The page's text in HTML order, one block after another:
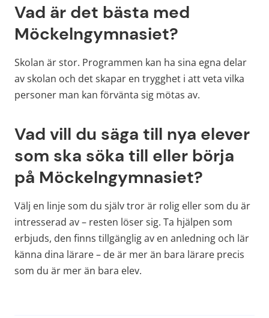
Vad är det bästa med
Möckelngymnasiet?
Skolan är stor. Programmen kan ha sina egna delar
av skolan och det skapar en trygghet i att veta vilka
personer man kan förvänta sig mötas av.
Vad vill du säga till nya elever
som ska söka till eller börja
på Möckelngymnasiet?
Välj en linje som du själv tror är rolig eller som du är
intresserad av – resten löser sig. Ta hjälpen som
erbjuds, den finns tillgänglig av en anledning och lär
känna dina lärare – de är mer än bara lärare precis
som du är mer än bara elev.